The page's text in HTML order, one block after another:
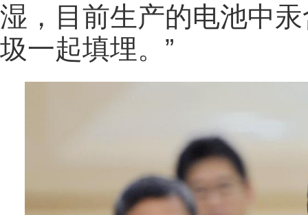
湿，目前生产的电池中
圾一起填埋。”